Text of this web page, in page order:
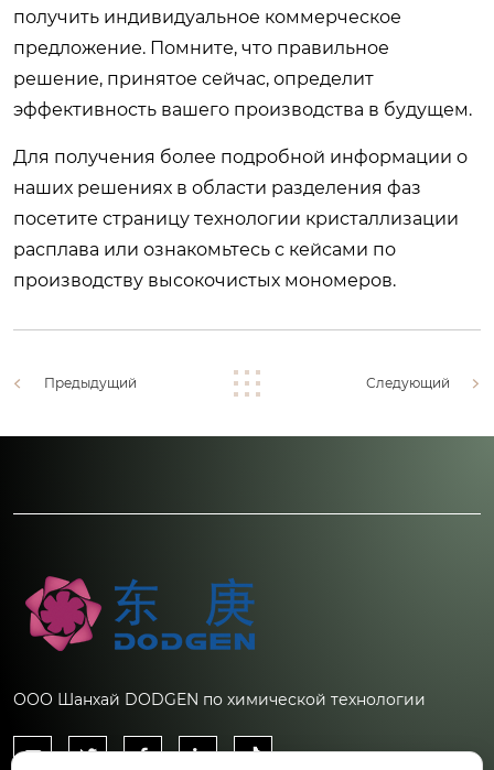
получить индивидуальное коммерческое
предложение. Помните, что правильное
решение, принятое сейчас, определит
эффективность вашего производства в будущем.
Для получения более подробной информации о
наших решениях в области разделения фаз
посетите страницу технологии кристаллизации
расплава или ознакомьтесь с кейсами по
производству высокочистых мономеров.
Предыдущий Следующий
ООО Шанхай DODGEN по химической технологии
    